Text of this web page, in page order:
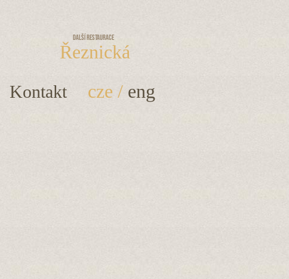
Další restaurace
Řeznická
Kontakt cze / eng